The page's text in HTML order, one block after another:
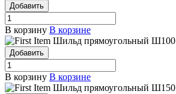
Добавить
В корзину В корзине
Шильд прямоугольный Ш100
Добавить
В корзину В корзине
Шильд прямоугольный Ш150